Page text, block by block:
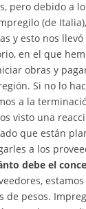
pero debido a
(de
y esto nos
en el que
obras y
Si no lo
a la
visto una
que están
a los
debe el
de pesos.